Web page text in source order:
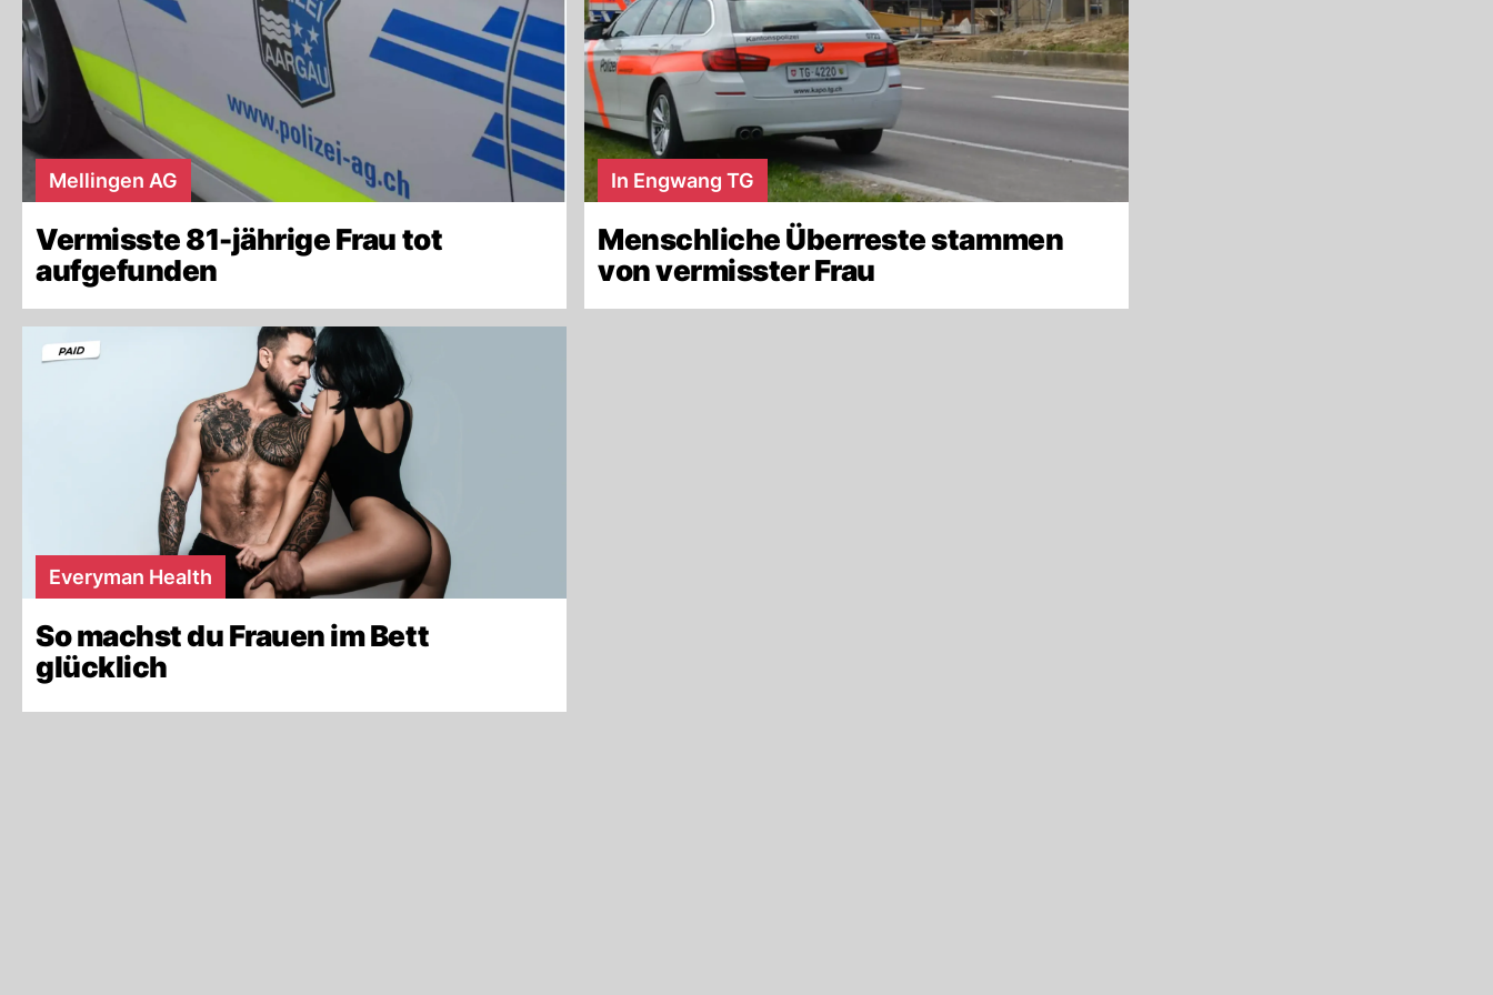
Mellingen AG
Vermisste 81-jährige Frau tot
aufgefunden
In Engwang TG
Menschliche Überreste stammen
von vermisster Frau
Everyman Health
So machst du Frauen im Bett
glücklich